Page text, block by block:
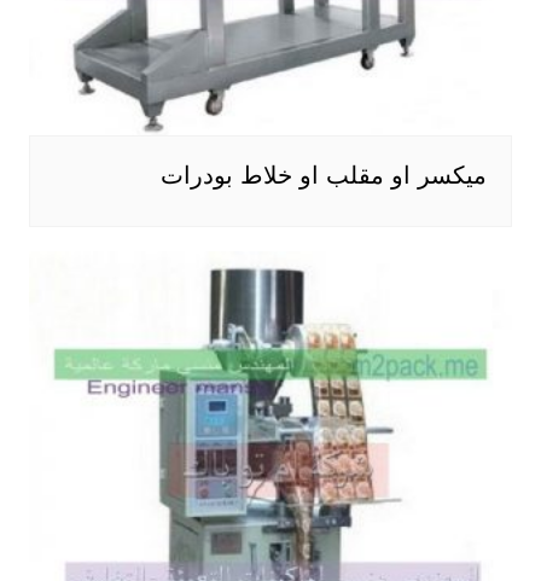
ميكسر او مقلب او خلاط بودرات